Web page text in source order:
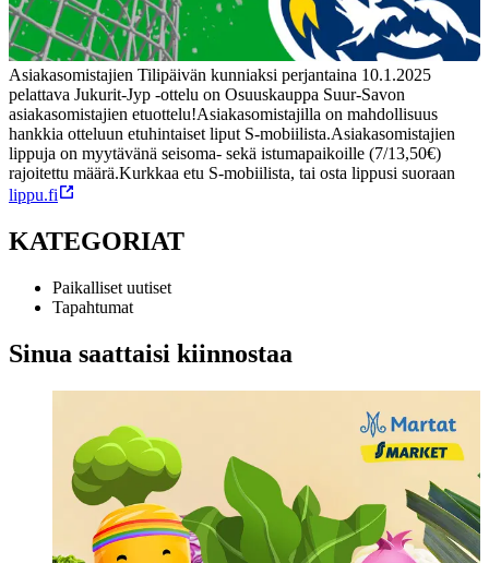
Asiakasomistajien Tilipäivän kunniaksi perjantaina 10.1.2025
pelattava Jukurit-Jyp -ottelu on Osuuskauppa Suur-Savon
asiakasomistajien etuottelu!Asiakasomistajilla on mahdollisuus
hankkia otteluun etuhintaiset liput S-mobiilista.Asiakasomistajien
lippuja on myytävänä seisoma- sekä istumapaikoille (7/13,50€)
rajoitettu määrä.Kurkkaa etu S-mobiilista, tai osta lippusi suoraan
lippu.fi
KATEGORIAT
Paikalliset uutiset
Tapahtumat
Sinua saattaisi kiinnostaa